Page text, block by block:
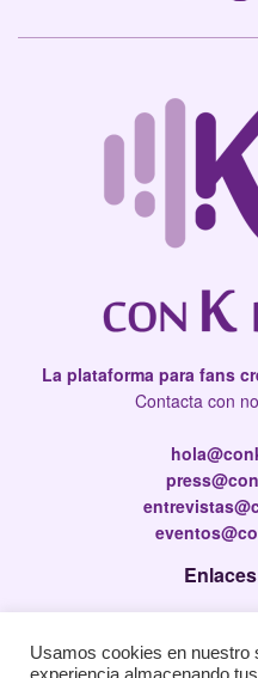
La plataforma para fans
Contacta con
Política
Usamos cookies en nuestro